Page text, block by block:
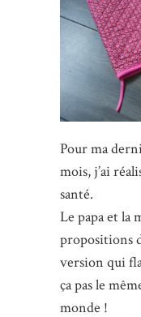
Pour ma
mois, j’ai
santé.
Le papa et la
propositions
version qui
ça pas le
monde !